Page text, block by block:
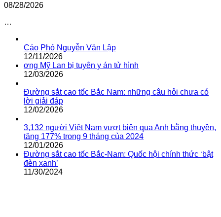
08/28/2026
…
Cáo Phó Nguyễn Văn Lập
12/11/2026
ơng Mỹ Lan bị tuyên y án tử hình
12/03/2026
Đường sắt cao tốc Bắc Nam: những câu hỏi chưa có
lời giải đáp
12/02/2026
3,132 người Việt Nam vượt biên qua Anh bằng thuyền,
tăng 177% trong 9 tháng của 2024
12/01/2026
Đường sắt cao tốc Bắc-Nam: Quốc hội chính thức ‘bật
đèn xanh’
11/30/2024